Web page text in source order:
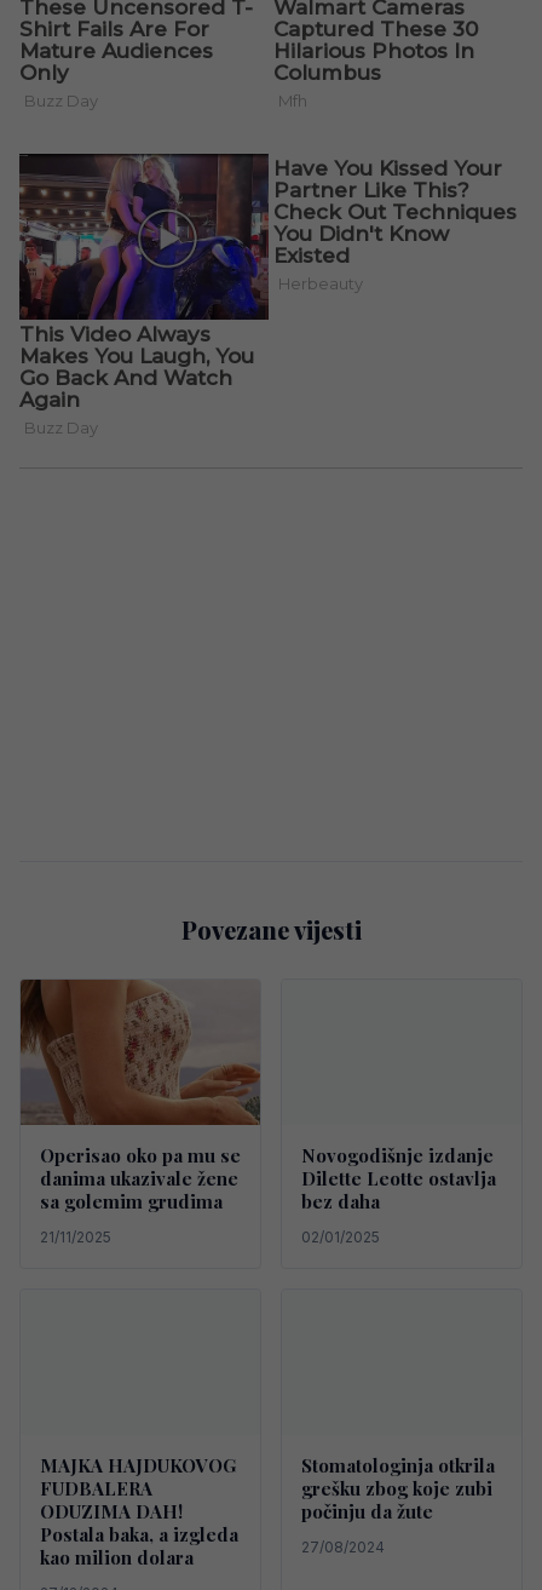
Povezane vijesti
Operisao oko pa mu se
danima ukazivale žene
sa golemim grudima
21/11/2025
Novogodišnje izdanje
Dilette Leotte ostavlja
bez daha
02/01/2025
MAJKA HAJDUKOVOG
FUDBALERA
ODUZIMA DAH!
Postala baka, a izgleda
kao milion dolara
Stomatologinja otkrila
grešku zbog koje zubi
počinju da žute
27/08/2024